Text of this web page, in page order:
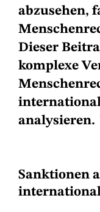
abzusehen,
Dieser
komplexe
analysieren.
Sanktionen